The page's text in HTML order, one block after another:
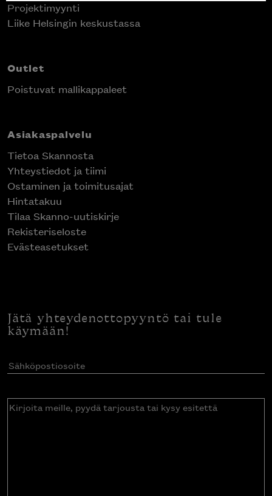
Projektimyynti
Liike Helsingin keskustassa
Outlet
Poistuvat mallikappaleet
Asiakaspalvelu
Tietoa Skannosta
Yhteystiedot ja tiimi
Ostaminen ja toimitusajat
Hintatakuu
Tilaa Skanno-uutiskirje
Rekisteriseloste
Evästeasetukset
Jätä yhteydenottopyyntö tai tule
käymään!
Sähköpostiosoite(Pakollinen)
Kirjoita